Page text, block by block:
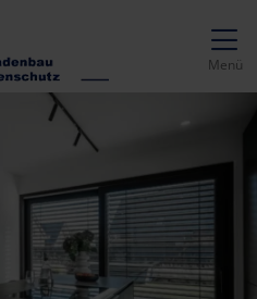
Menü